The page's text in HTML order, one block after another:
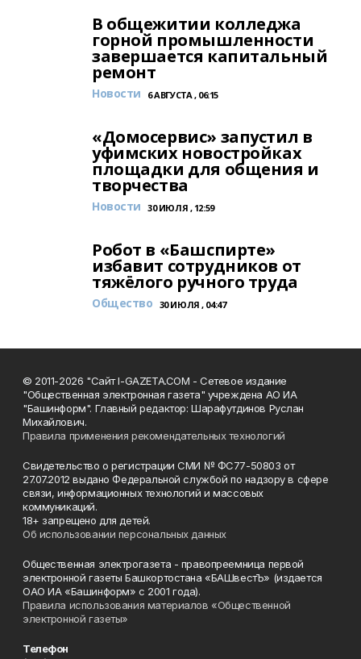
В общежитии колледжа
горной промышленности
завершается капитальный
ремонт
Новости 6 АВГУСТА , 06:15
«Домосервис» запустил в
уфимских новостройках
площадки для общения и
творчества
Новости 30 ИЮЛЯ , 12:59
Робот в «Башспирте»
избавит сотрудников от
тяжёлого ручного труда
Общество 30 ИЮЛЯ , 04:47
© 2011-2026 "Сайт I-GAZETA.COM - Сетевое издание
"Общественная электронная газета" учреждена АО ИА
"Башинформ". Главный редактор: Шарафутдинов Руслан
Михайлович.
Правила применения рекомендательных технологий
Свидетельство о регистрации СМИ № ФС77-50803 от
27.07.2012 выдано Федеральной службой по надзору в сфере
связи, информационных технологий и массовых
коммуникаций.
18+ запрещено для детей.
Об использовании персональных данных
Общественная электрогазета - правопреемница первой
электронной газеты Башкортостана «БАШвестЪ» (издается
ОАО ИА «Башинформ» с 2001 года).
Правила использования материалов «Общественной
электронной газеты»
Телефон